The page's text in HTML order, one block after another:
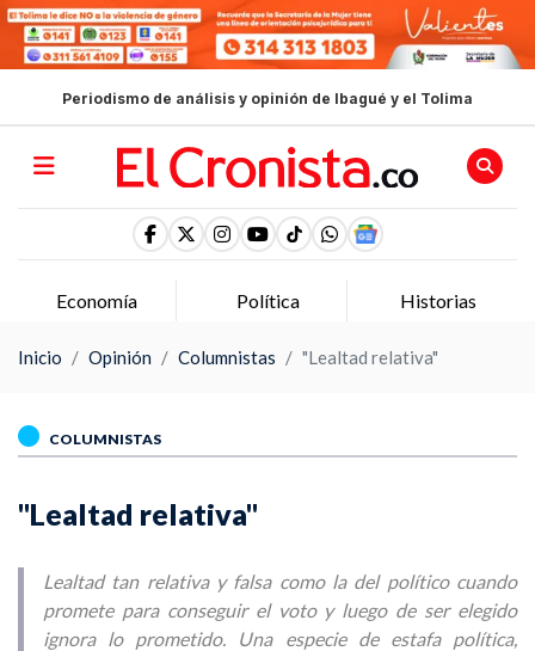
Periodismo de análisis y opinión de Ibagué y el Tolima
Economía Política Historias
Inicio Opinión Columnistas "Lealtad relativa"
COLUMNISTAS
"Lealtad relativa"
Lealtad tan relativa y falsa como la del político cuando
promete para conseguir el voto y luego de ser elegido
ignora lo prometido. Una especie de estafa política,